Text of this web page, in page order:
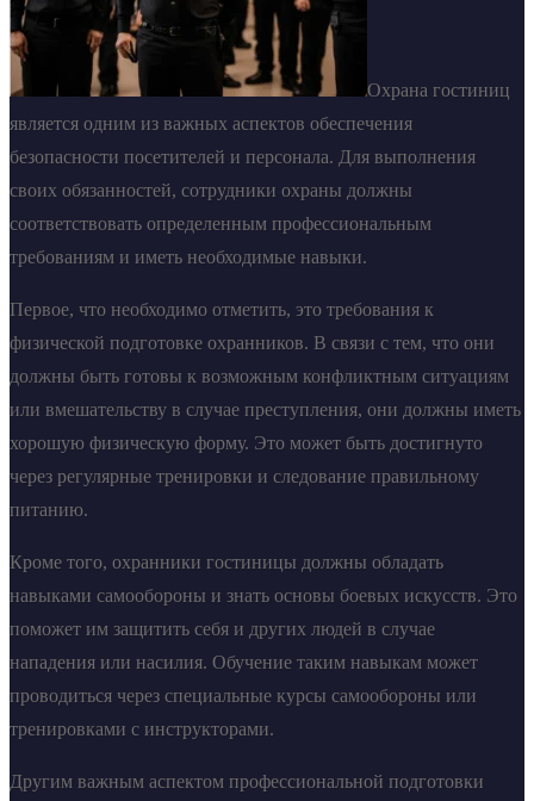
Охрана гостиниц
является одним из важных аспектов обеспечения
безопасности посетителей и персонала. Для выполнения
своих обязанностей, сотрудники охраны должны
соответствовать определенным профессиональным
требованиям и иметь необходимые навыки.
Первое, что необходимо отметить, это требования к
физической подготовке охранников. В связи с тем, что они
должны быть готовы к возможным конфликтным ситуациям
или вмешательству в случае преступления, они должны иметь
хорошую физическую форму. Это может быть достигнуто
через регулярные тренировки и следование правильному
питанию.
Кроме того, охранники гостиницы должны обладать
навыками самообороны и знать основы боевых искусств. Это
поможет им защитить себя и других людей в случае
нападения или насилия. Обучение таким навыкам может
проводиться через специальные курсы самообороны или
тренировками с инструкторами.
Другим важным аспектом профессиональной подготовки